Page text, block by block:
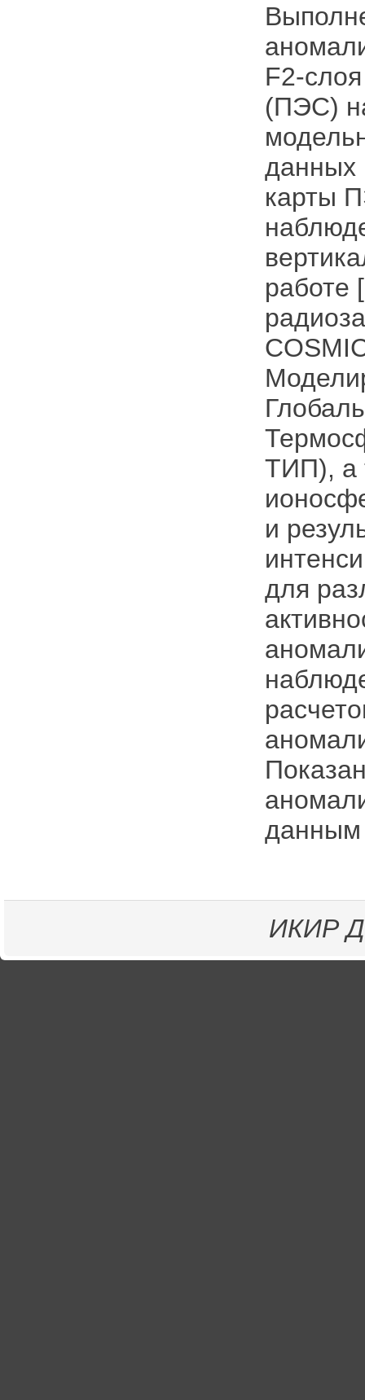
F2-
(ПЭС)
данных
карты
работе
ТИП), а
и
для
данным
ИКИР